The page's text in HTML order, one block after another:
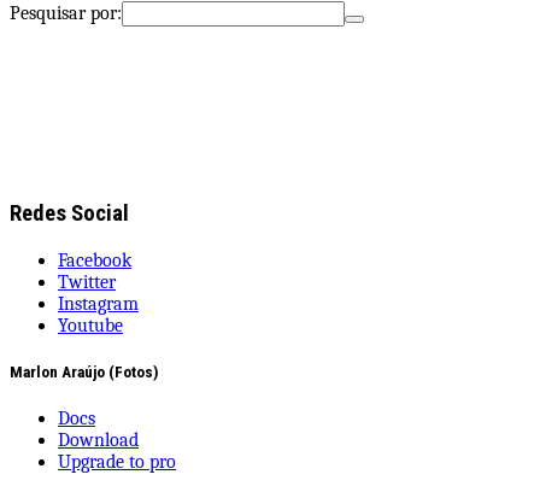
Pesquisar por:
Redes Social
Facebook
Twitter
Instagram
Youtube
Marlon Araújo (Fotos)
Docs
Download
Upgrade to pro